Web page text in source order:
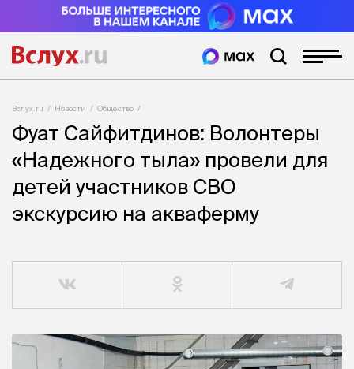
Вслух.ru Новости Общество
Фуат Сайфитдинов: Волонтеры
«Надежного тыла» провели для
детей участников СВО
экскурсию на акваферму